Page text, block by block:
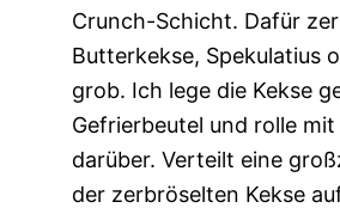
Crunch-Schicht. Dafür
Butterkekse, Spekulatius
grob. Ich lege die Kekse
Gefrierbeutel und rolle
darüber. Verteilt eine
der zerbröselten Kekse